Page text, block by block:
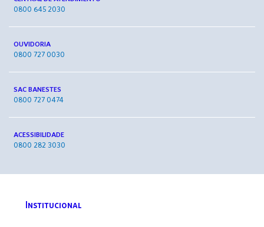
0800 645 2030
OUVIDORIA
0800 727 0030
SAC BANESTES
0800 727 0474
ACESSIBILIDADE
0800 282 3030
Institucional